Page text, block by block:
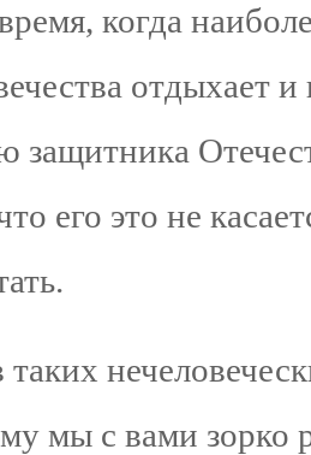
когда
отдыхает
защитника
его это не
таких
мы с вами зорко